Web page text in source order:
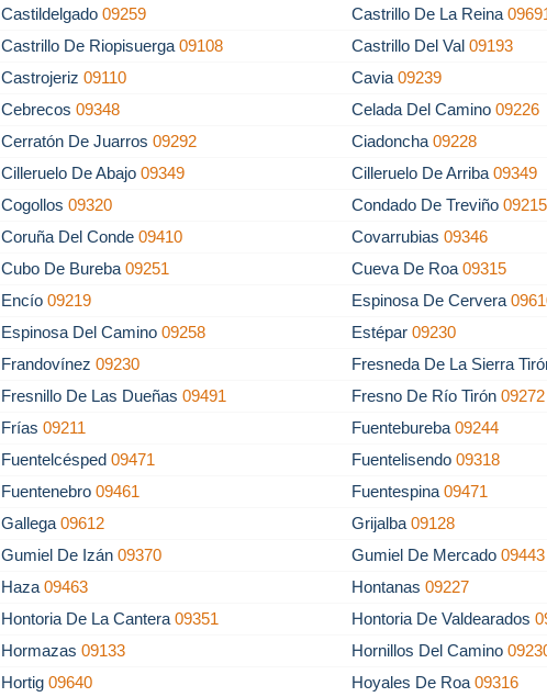
Castildelgado09259 Castrillo De La Reina
Castrillo De Riopisuerga09108 Castrillo Del Val09193
Castrojeriz09110 Cavia09239
Cebrecos09348 Celada Del Camino09226
Cerratón De Juarros09292 Ciadoncha09228
Cilleruelo De Abajo09349 Cilleruelo De Arriba09349
Cogollos09320 Condado De Treviño09215
Coruña Del Conde09410 Covarrubias09346
Cubo De Bureba09251 Cueva De Roa09315
Encío09219 Espinosa De Cervera
Espinosa Del Camino09258 Estépar09230
Frandovínez09230 Fresneda De La Sierra
Fresnillo De Las Dueñas09491 Fresno De Río Tirón09272
Frías09211 Fuentebureba09244
Fuentelcésped09471 Fuentelisendo09318
Fuentenebro09461 Fuentespina09471
Gallega09612 Grijalba09128
Gumiel De Izán09370 Gumiel De Mercado09443
Haza09463 Hontanas09227
Hontoria De La Cantera09351 Hontoria De Valdearados
Hormazas09133 Hornillos Del Camino
Hortig09640 Hoyales De Roa09316